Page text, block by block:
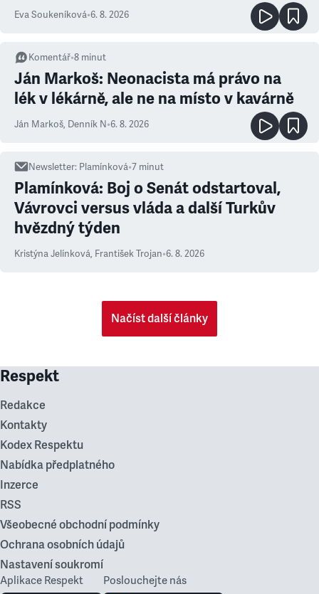
Eva Soukeníková•6. 8. 2026
Komentář•8 minut
Ján Markoš: Neonacista má právo na
lék v lékárně, ale ne na místo v kavárně
Ján Markoš, Denník N•6. 8. 2026
Newsletter: Plamínková•7 minut
Plamínková: Boj o Senát odstartoval,
Vávrovci versus vláda a další Turkův
hvězdný týden
Kristýna Jelínková, František Trojan•6. 8. 2026
Načíst další články
Respekt
Redakce
Kontakty
Kodex Respektu
Nabídka předplatného
Inzerce
RSS
Všeobecné obchodní podmínky
Ochrana osobních údajů
Nastavení soukromí
Aplikace Respekt Poslouchejte nás